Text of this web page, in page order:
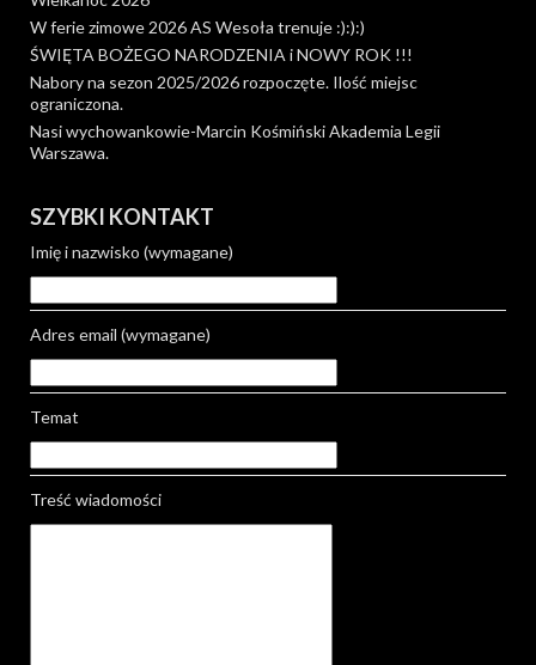
W ferie zimowe 2026 AS Wesoła trenuje :):):)
ŚWIĘTA BOŻEGO NARODZENIA i NOWY ROK !!!
Nabory na sezon 2025/2026 rozpoczęte. Ilość miejsc
ograniczona.
Nasi wychowankowie-Marcin Kośmiński Akademia Legii
Warszawa.
SZYBKI KONTAKT
Imię i nazwisko (wymagane)
Adres email (wymagane)
Temat
Treść wiadomości